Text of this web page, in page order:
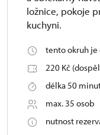
ložnice, pokoje
kuchyni.
tento okruh je
220 Kč
délka 50
max. 35 osob
nutnost